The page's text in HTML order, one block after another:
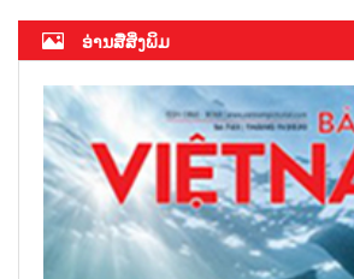
ອ່ານສື່ສິ່ງພິມ